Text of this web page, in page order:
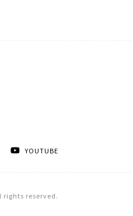
YOUTUBE
rights reserved.